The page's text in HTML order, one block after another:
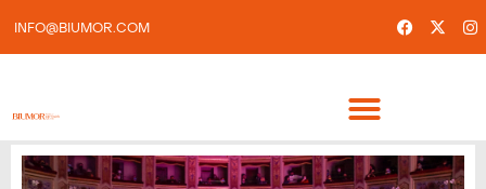
INFO@BIUMOR.COM